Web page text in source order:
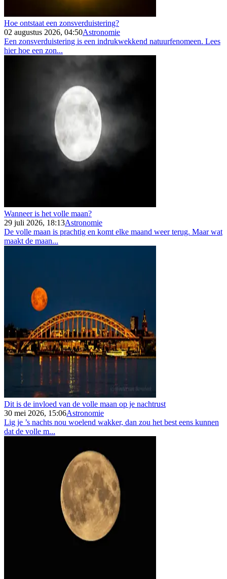
Hoe ontstaat een zonsverduistering?
02 augustus 2026, 04:50Astronomie
Een zonsverduistering is een indrukwekkend natuurfenomeen. Lees
hier hoe een zon...
Wanneer is het volle maan?
29 juli 2026, 18:13Astronomie
De volle maan is prachtig en komt elke maand weer terug. Maar wat
maakt de maan...
Dit is de invloed van de volle maan op je nachtrust
30 mei 2026, 15:06Astronomie
Lig je ’s nachts nou woelend wakker, dan zou het best eens kunnen
dat de volle m...